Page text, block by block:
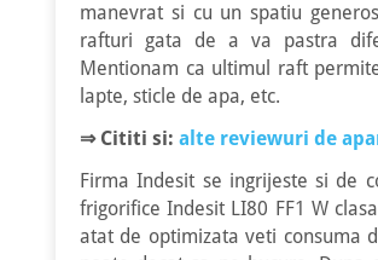
manevrat si cu un spatiu
rafturi gata de a va pastra
Mentionam ca ultimul raft
lapte, sticle de apa, etc.
⇒Cititi si: alte reviewuri de
Firma Indesit se ingrijeste si de
frigorifice Indesit LI80 FF1 W
atat de optimizata veti consuma